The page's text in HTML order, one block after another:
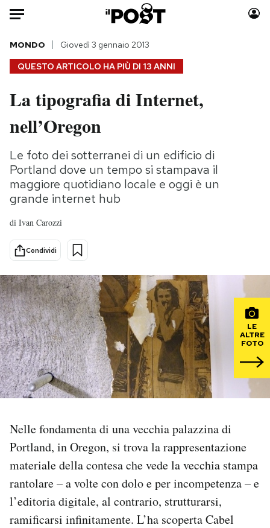
Auto
HOME
Italia
Politica
Tecnologia
Internet
Scienza
Cultura
Economia
Sport
Moda
Storie/Idee
Ok Boomer!
Media
PODCAST
NEWSLETTER
I MIEI PREFERITI
CALENDARIO
Area Personale
QUESTO ARTICOLO HA PIÙ DI 13 ANNI
MONDO Giovedì 3 gennaio 2013
La tipografia di Internet,
nell’Oregon
Le foto dei sotterranei di un edificio di
Portland dove un tempo si stampava il
maggiore quotidiano locale e oggi è un
grande internet hub
di Ivan Carozzi
Condividi
LE
ALTRE
FOTO
Nelle fondamenta di una vecchia palazzina di
Portland, in Oregon, si trova la rappresentazione
materiale della contesa che vede la vecchia stampa
rantolare – a volte con dolo e per incompetenza – e
l’editoria digitale, al contrario, strutturarsi,
ramificarsi infinitamente. L’ha scoperta Cabel